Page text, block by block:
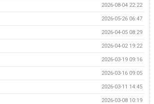
2026-08-04 22:22
2026-05-26 06:47
2026-04-05 08:29
2026-04-02 19:22
2026-03-19 09:16
2026-03-16 09:05
2026-03-11 14:45
2026-03-08 10:19